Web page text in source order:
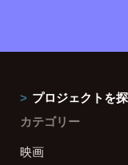
プロジェクトを
カテゴリー
映画